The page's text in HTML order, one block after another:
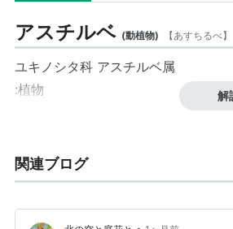
アスチルベ (動植物) 【あすちるべ】
ユキノシタ科 アスチルベ属
:植物
解
関連ブログ